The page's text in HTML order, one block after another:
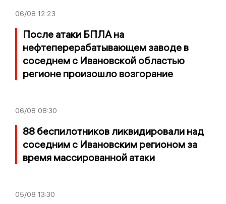
06/08 12:23
После атаки БПЛА на
нефтеперерабатывающем заводе в
соседнем с Ивановской областью
регионе произошло возгорание
06/08 08:30
88 беспилотников ликвидировали над
соседним с Ивановским регионом за
время массированной атаки
05/08 13:30